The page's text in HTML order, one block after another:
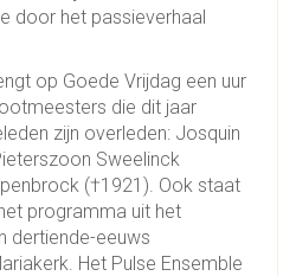
door het passieverhaal
op Goede Vrijdag een uur
die dit jaar
zijn overleden: Josquin
Sweelinck
(†1921). Ook staat
programma uit het
dertiende-eeuws
Het Pulse Ensemble